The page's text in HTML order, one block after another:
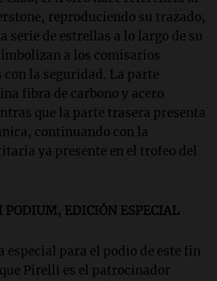
reproduciendo su trazado,
serie de estrellas a lo largo de su
a los comisarios
la seguridad. La parte
fibra de carbono y acero
que la parte trasera presenta
continuando con la
ya presente en el trofeo del
PODIUM, EDICIÓN ESPECIAL
especial para el podio de este fin
Pirelli es el patrocinador